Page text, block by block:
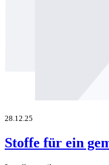
28.12.25
Stoffe für ein